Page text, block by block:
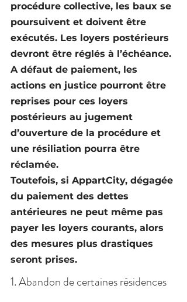
procédure collective, les baux se
poursuivent et doivent être
exécutés. Les loyers postérieurs
devront être réglés à l’échéance.
A défaut de paiement, les
actions en justice pourront être
reprises pour ces loyers
postérieurs au jugement
d’ouverture de la procédure et
une résiliation pourra être
réclamée.
Toutefois, si AppartCity, dégagée
du paiement des dettes
antérieures ne peut même pas
payer les loyers courants, alors
des mesures plus drastiques
seront prises.
1. Abandon de certaines résidences